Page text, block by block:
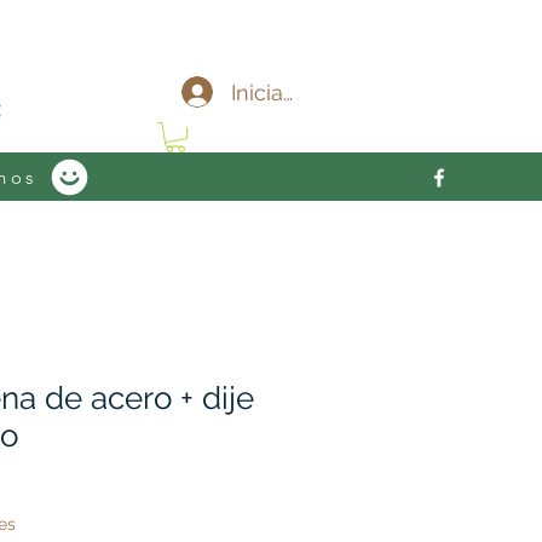
Iniciar sesión
de acero + dije